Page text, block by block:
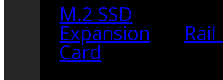
M.2 SSD
Expansion
Card